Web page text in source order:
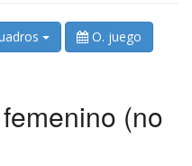
O. juego
(no